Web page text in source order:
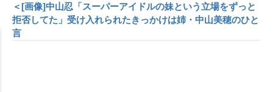
＜[画像]中山忍「スーパーアイドルの妹という立場をずっと
拒否してた」受け入れられたきっかけは姉・中山美穂のひと
言